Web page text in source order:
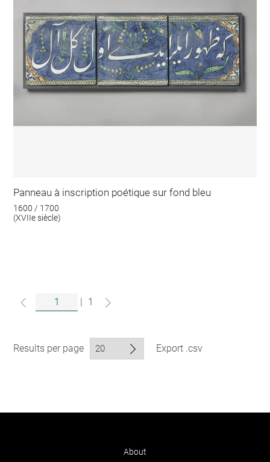
Panneau à inscription poétique sur fond bleu
1600 / 1700
(XVIIe siècle)
| 1
Results per page Export .csv
About